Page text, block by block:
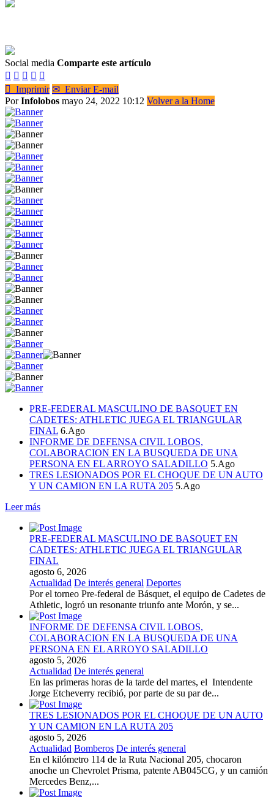
Social media Comparte este artículo
    
 Imprimir ✉ Enviar E-mail
PorInfolobos mayo 24, 2022 10:12 Volver a la Home
PRE-FEDERAL MASCULINO DE BASQUET EN
CADETES: ATHLETIC JUEGA EL TRIANGULAR
FINAL 6.Ago
INFORME DE DEFENSA CIVIL LOBOS,
COLABORACION EN LA BUSQUEDA DE UNA
PERSONA EN EL ARROYO SALADILLO 5.Ago
TRES LESIONADOS POR EL CHOQUE DE UN AUTO
Y UN CAMION EN LA RUTA 205 5.Ago
Leer más
PRE-FEDERAL MASCULINO DE BASQUET EN
CADETES: ATHLETIC JUEGA EL TRIANGULAR
FINAL
agosto 6, 2026
Actualidad De interés general Deportes
Por el torneo Pre-federal de Básquet, el equipo de Cadetes de
Athletic, logró un resonante triunfo ante Morón, y se...
INFORME DE DEFENSA CIVIL LOBOS,
COLABORACION EN LA BUSQUEDA DE UNA
PERSONA EN EL ARROYO SALADILLO
agosto 5, 2026
Actualidad De interés general
En las primeras horas de la tarde del martes, el Intendente
Jorge Etcheverry recibió, por parte de su par de...
TRES LESIONADOS POR EL CHOQUE DE UN AUTO
Y UN CAMION EN LA RUTA 205
agosto 5, 2026
Actualidad Bomberos De interés general
En el kilómetro 114 de la Ruta Nacional 205, chocaron
anoche un Chevrolet Prisma, patente AB045CG, y un camión
Mercedes Benz,...